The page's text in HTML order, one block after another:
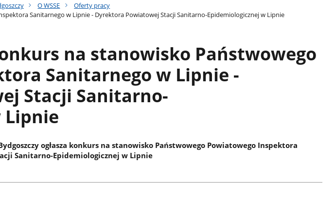
O WSSE
Oferty pracy
Sanitarnego w Lipnie - Dyrektora Powiatowej Stacji Sanitarno-Epidemiologicznej w Lipnie
na stanowisko Państwowego
Sanitarnego w Lipnie -
Stacji Sanitarno-
Lipnie
ogłasza konkurs na stanowisko Państwowego Powiatowego Inspektora
Sanitarno-Epidemiologicznej w Lipnie